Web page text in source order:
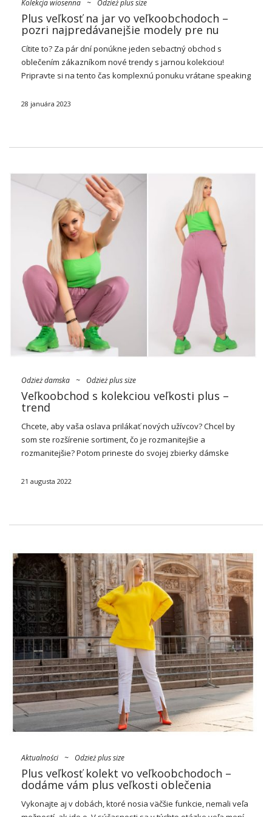
Kolekcja wiosenna ~ Odzież plus size
Plus veľkosť na jar vo veľkoobchodoch –
pozri najpredávanejšie modely pre nu
Cítite to? Za pár dní ponúkne jeden sebactný obchod s
oblečením zákazníkom nové trendy s jarnou kolekciou!
Pripravte si na tento čas komplexnú ponuku vrátane speaking
čakania ženských odbytovcov.
…
28 januára 2023
Odzież damska ~ Odzież plus size
Veľkoobchod s kolekciou veľkosti plus –
trend
Chcete, aby vaša oslava prilákať nových užívcov? Chcel by
som ste rozšírenie sortiment, čo je rozmanitejšie a
rozmanitejšie? Potom prineste do svojej zbierky dámske
plus veľkosti! Tento trh stále nie je úplne …
21 augusta 2022
Aktualności ~ Odzież plus size
Plus veľkosť kolekt vo veľkoobchodoch –
dodáme vám plus veľkosti oblečenia
Vykonajte aj v dobách, ktoré nosia väčšie funkcie, nemali veľa